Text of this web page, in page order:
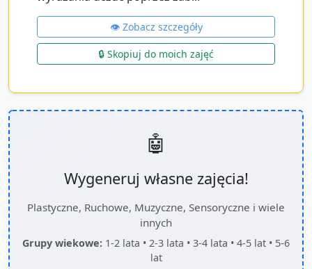
👁️ Zobacz szczegóły
🔒 Skopiuj do moich zajęć
🤖
Wygeneruj własne zajęcia!
Plastyczne, Ruchowe, Muzyczne, Sensoryczne i wiele
innych
Grupy wiekowe: 1-2 lata • 2-3 lata • 3-4 lata • 4-5 lat • 5-6
lat